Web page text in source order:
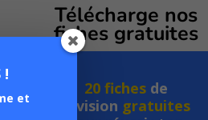
Télécharge nos
fiches gratuites
20 fiches de
révision gratuites
!
et